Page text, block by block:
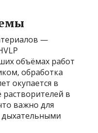
—
объёмах работ
обработка
окупается в
в
важно для
дыхательными